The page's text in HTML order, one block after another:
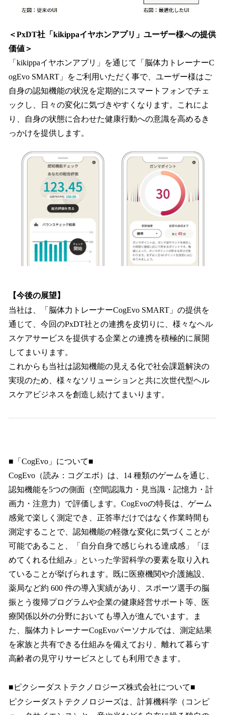
＜PxDT社「kikippaイヤホンアプリ」ユーザー様への提供
価値＞
「kikippaイヤホンアプリ」を通じて「脳体力トレーナーC
ogEvo SMART」をご利用いただく事で、ユーザー様はご
自身の認知機能の状況を定期的にスマートフォンでチェ
ックし、日々の変化に気づきやすくなります。これによ
り、自身の状態に合わせた健康行動への意識を高めるき
っかけを提供します。
【今後の展望】
当社は、「脳体力トレーナーCogEvo SMART」の提供を
通じて、今回のPxDT社との連携を皮切りに、様々なヘル
スケアサービスを提供する企業との連携を積極的に展開
してまいります。
これからも当社は認知機能の見える化で社会課題解決の
実現のため、様々なソリューションと共に次世代型ヘル
スケアビジネスを創造し続けてまいります。
■「CogEvo」について■
CogEvo（読み：コグエボ）は、14 種類のゲームを通じ、
認知機能を5つの側面（空間認識力・見当識・記憶力・計
画力・注意力）で評価します。CogEvoの特長は、ゲーム
感覚で楽しく測定でき、正答率だけではなく作業時間も
測定することで、認知機能の軽微な変化に気づくことが
可能であること、「自分自身で感じられる達成感」「ほ
めてくれる仕組み」といった学習科学の要素を取り入れ
ていることが挙げられます。既に医療機関や介護施設、
薬局など約 600 件の導入実績があり、スポーツ選手の脳
振とう復帰プログラムや企業の健康経営サポート等、医
療関係以外の分野においても導入が進んでいます。ま
た、脳体力トレーナーCogEvoパーソナルでは、測定結果
を家族と共有できる仕組みを備えており、離れて暮らす
高齢者の見守りサービスとしても利用できます。
■ピクシーダストテクノロジーズ株式会社について■
ピクシーダストテクノロジーズは、計算機科学（コンピ